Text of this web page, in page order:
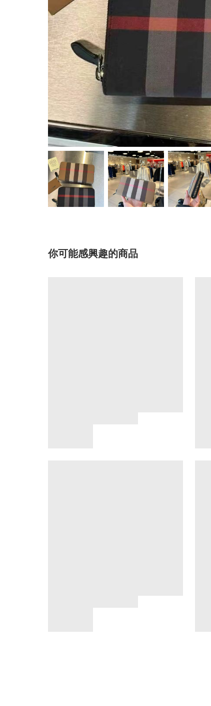
你可能感興趣的商品